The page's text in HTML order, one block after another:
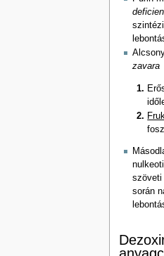
zavara
szöveti
során